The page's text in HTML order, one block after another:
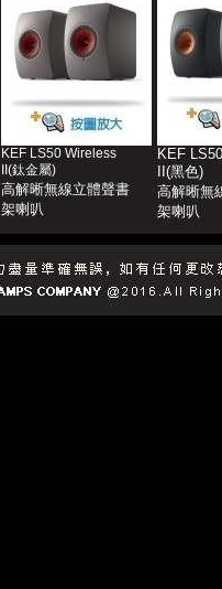
KEF LS50 Wireless
II(鈦金屬)
高解晰無線立體聲書
架喇叭
KEF
II(黑色)
高解晰無
架喇叭